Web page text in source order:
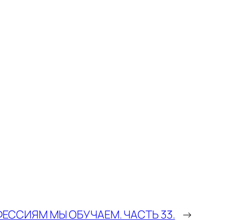
МЫ ОБУЧАЕМ. ЧАСТЬ 33. →